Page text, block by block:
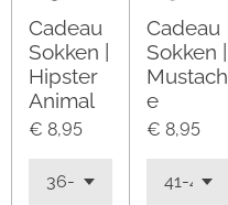
Cadeau
Sokken |
Hipster
Animal
€ 8,95
Cadeau
Sokken |
Mustach
e
€ 8,95